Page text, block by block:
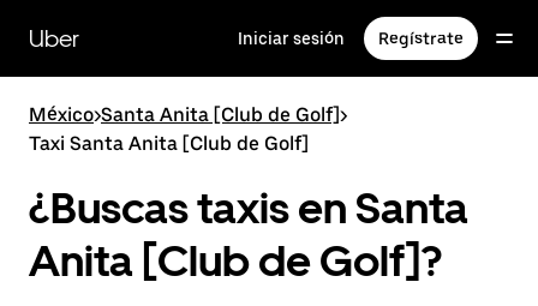
contenido
principal
Uber Iniciar sesión Regístrate
México>Santa Anita [Club de Golf]>
Taxi Santa Anita [Club de Golf]
¿Buscas taxis en Santa
Anita [Club de Golf]?